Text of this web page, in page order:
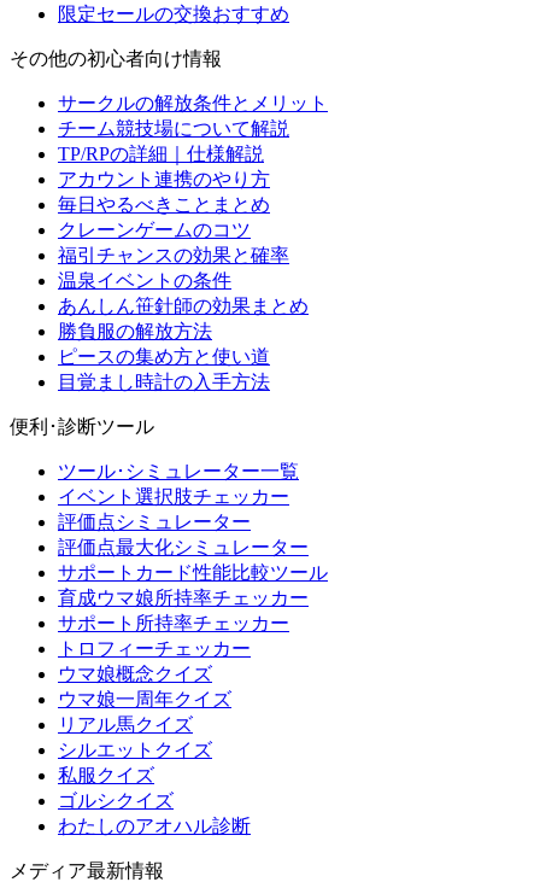
限定セールの交換おすすめ
その他の初心者向け情報
サークルの解放条件とメリット
チーム競技場について解説
TP/RPの詳細｜仕様解説
アカウント連携のやり方
毎日やるべきことまとめ
クレーンゲームのコツ
福引チャンスの効果と確率
温泉イベントの条件
あんしん笹針師の効果まとめ
勝負服の解放方法
ピースの集め方と使い道
目覚まし時計の入手方法
便利･診断ツール
ツール･シミュレーター一覧
イベント選択肢チェッカー
評価点シミュレーター
評価点最大化シミュレーター
サポートカード性能比較ツール
育成ウマ娘所持率チェッカー
サポート所持率チェッカー
トロフィーチェッカー
ウマ娘概念クイズ
ウマ娘一周年クイズ
リアル馬クイズ
シルエットクイズ
私服クイズ
ゴルシクイズ
わたしのアオハル診断
メディア最新情報